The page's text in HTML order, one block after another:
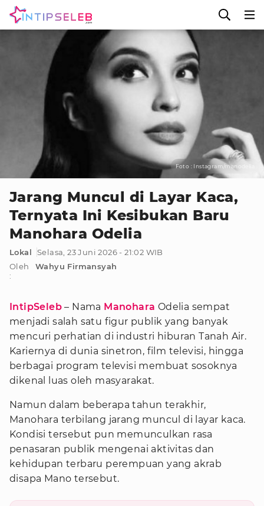
Foto : Instagram/manodelia
Jarang Muncul di Layar Kaca,
Ternyata Ini Kesibukan Baru
Manohara Odelia
Lokal
Selasa, 23 Juni 2026 - 21:02 WIB
Oleh
:
Wahyu Firmansyah
IntipSeleb – Nama Manohara Odelia sempat
menjadi salah satu figur publik yang banyak
mencuri perhatian di industri hiburan Tanah Air.
Kariernya di dunia sinetron, film televisi, hingga
berbagai program televisi membuat sosoknya
dikenal luas oleh masyarakat.
Namun dalam beberapa tahun terakhir,
Manohara terbilang jarang muncul di layar kaca.
Kondisi tersebut pun memunculkan rasa
penasaran publik mengenai aktivitas dan
kehidupan terbaru perempuan yang akrab
disapa Mano tersebut.